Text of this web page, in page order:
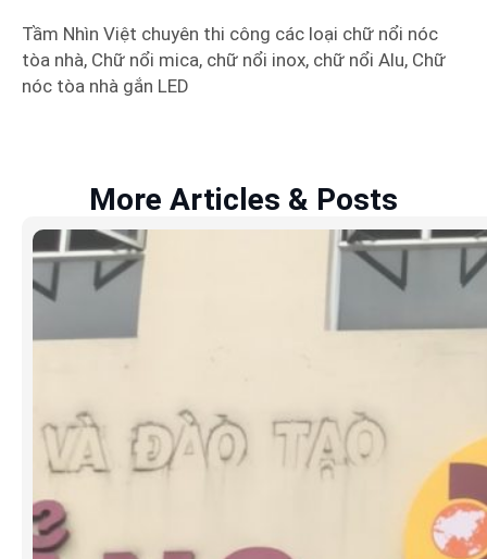
Tầm Nhìn Việt chuyên thi công các loại chữ nổi nóc
tòa nhà, Chữ nổi mica, chữ nổi inox, chữ nổi Alu, Chữ
nóc tòa nhà gắn LED
More Articles & Posts